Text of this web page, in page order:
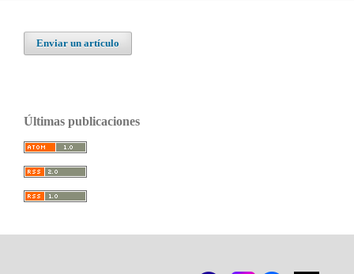
Enviar un artículo
Últimas publicaciones